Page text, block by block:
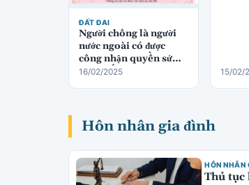
ĐẤT ĐAI
Người chồng là người
nước ngoài có được
công nhận quyền sử
dụng đất không?
16/02/2025 15/02/
Hôn nhân gia đình
HÔN NHÂN
Thủ tục